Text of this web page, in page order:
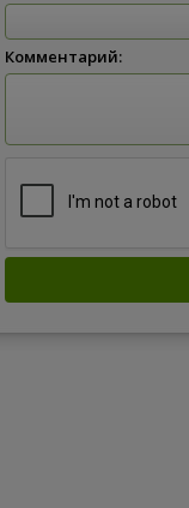
Комментарий: